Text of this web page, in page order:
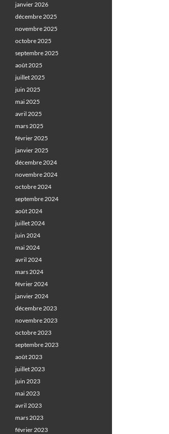
janvier 2026
décembre 2025
novembre 2025
octobre 2025
septembre 2025
août 2025
juillet 2025
juin 2025
mai 2025
avril 2025
mars 2025
février 2025
janvier 2025
décembre 2024
novembre 2024
octobre 2024
septembre 2024
août 2024
juillet 2024
juin 2024
mai 2024
avril 2024
mars 2024
février 2024
janvier 2024
décembre 2023
novembre 2023
octobre 2023
septembre 2023
août 2023
juillet 2023
juin 2023
mai 2023
avril 2023
mars 2023
février 2023